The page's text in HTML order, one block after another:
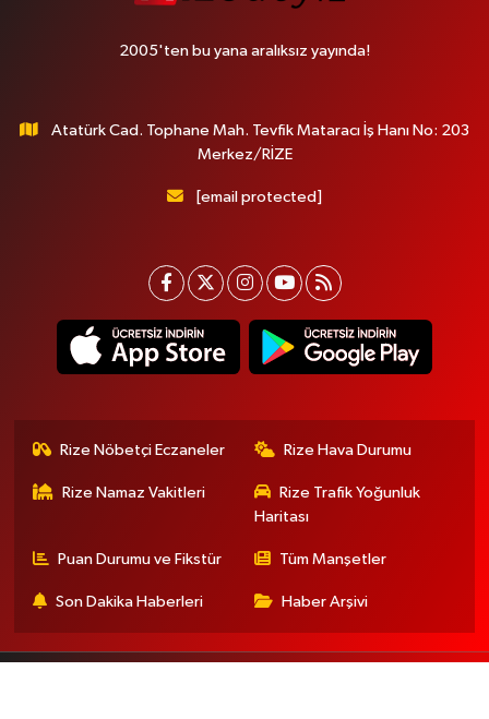
2005'ten bu yana aralıksız yayında!
Atatürk Cad. Tophane Mah. Tevfik Mataracı İş Hanı No: 203
Merkez/RİZE
[email protected]
Rize Nöbetçi Eczaneler Rize Hava Durumu
Rize Namaz Vakitleri
Rize Trafik Yoğunluk
Haritası
Puan Durumu ve Fikstür Tüm Manşetler
Son Dakika Haberleri Haber Arşivi